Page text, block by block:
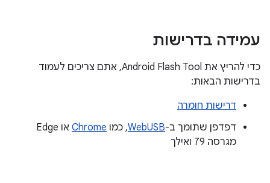
עמידה בדרישות
כדי להריץ את Android Flash Tool, אתם צריכים לעמוד
בדרישות הבאות:
דרישות חומרה
דפדפן שתומך ב-WebUSB, כמו Chrome
או Edge
מגרסה 79 ואילך